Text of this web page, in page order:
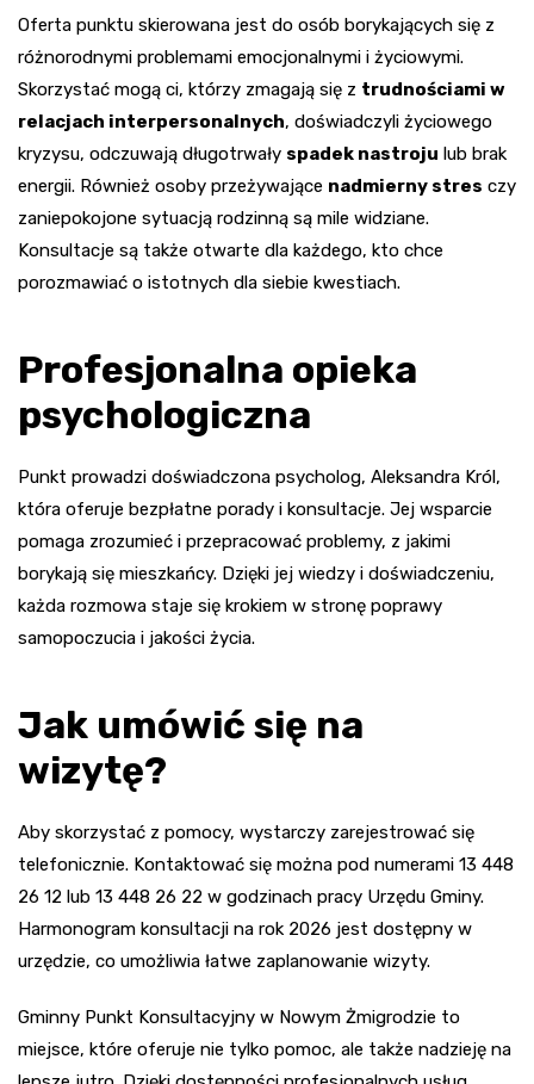
Oferta punktu skierowana jest do osób borykających się z
różnorodnymi problemami emocjonalnymi i życiowymi.
Skorzystać mogą ci, którzy zmagają się z trudnościami w
relacjach interpersonalnych, doświadczyli życiowego
kryzysu, odczuwają długotrwały spadek nastroju lub brak
energii. Również osoby przeżywające nadmierny stres czy
zaniepokojone sytuacją rodzinną są mile widziane.
Konsultacje są także otwarte dla każdego, kto chce
porozmawiać o istotnych dla siebie kwestiach.
Profesjonalna opieka
psychologiczna
Punkt prowadzi doświadczona psycholog, Aleksandra Król,
która oferuje bezpłatne porady i konsultacje. Jej wsparcie
pomaga zrozumieć i przepracować problemy, z jakimi
borykają się mieszkańcy. Dzięki jej wiedzy i doświadczeniu,
każda rozmowa staje się krokiem w stronę poprawy
samopoczucia i jakości życia.
Jak umówić się na
wizytę?
Aby skorzystać z pomocy, wystarczy zarejestrować się
telefonicznie. Kontaktować się można pod numerami 13 448
26 12 lub 13 448 26 22 w godzinach pracy Urzędu Gminy.
Harmonogram konsultacji na rok 2026 jest dostępny w
urzędzie, co umożliwia łatwe zaplanowanie wizyty.
Gminny Punkt Konsultacyjny w Nowym Żmigrodzie to
miejsce, które oferuje nie tylko pomoc, ale także nadzieję na